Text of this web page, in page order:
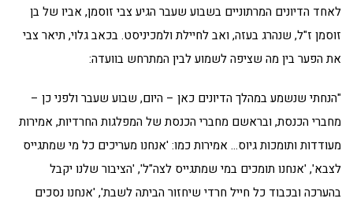
לאחד הדיונים המרתוניים בשבוע שעבר הגיע צבי זוסמן, אביו של בן
זוסמן ז"ל, שנהרג בעזה, ואב לחיילת ולמכיניסט. בכאב גלוי, תיאר צבי
את הפער בין מה שציפה לשמוע לבין המתרחש בוועדה:
"הנחתי שנשמע במהלך הדיונים כאן – היום, שבוע שעבר ולפני כן –
מחברי הכנסת, ובראשם מחברי הכנסת של המפלגות החרדיות, אמירות
מעודדות ותומכות גיוס… אמירות כמו: 'אנחנו מעריכים כל מי שמתגייס
לצבא', 'אנחנו תומכים במי שמתגייס לצה"ל', 'הציבור שלנו יקבל
בהערכה ובכבוד כל חייל חרדי שיחזור הביתה לשבת', 'אנחנו נסכים